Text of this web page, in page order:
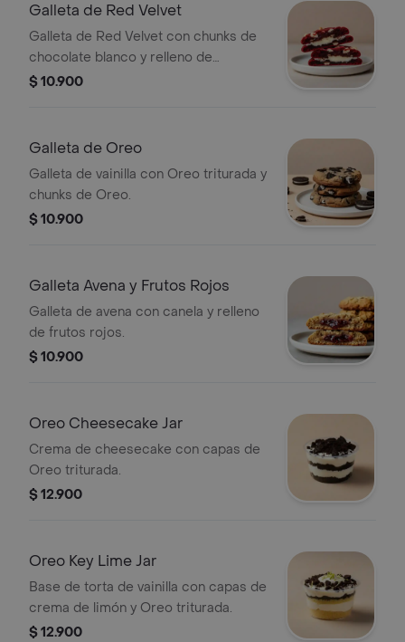
Galleta de Red Velvet
Galleta de Red Velvet con chunks de
chocolate blanco y relleno de
Cheesecake.
$ 10.900
Galleta de Oreo
Galleta de vainilla con Oreo triturada y
chunks de Oreo.
$ 10.900
Galleta Avena y Frutos Rojos
Galleta de avena con canela y relleno
de frutos rojos.
$ 10.900
Oreo Cheesecake Jar
Crema de cheesecake con capas de
Oreo triturada.
$ 12.900
Oreo Key Lime Jar
Base de torta de vainilla con capas de
crema de limón y Oreo triturada.
$ 12.900